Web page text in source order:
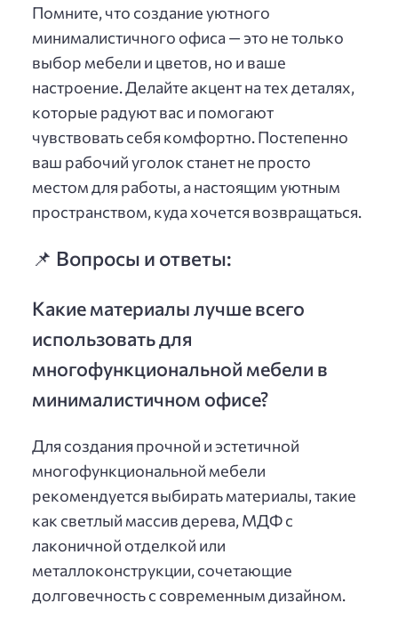
Помните, что создание уютного
минималистичного офиса — это не только
выбор мебели и цветов, но и ваше
настроение. Делайте акцент на тех деталях,
которые радуют вас и помогают
чувствовать себя комфортно. Постепенно
ваш рабочий уголок станет не просто
местом для работы, а настоящим уютным
пространством, куда хочется возвращаться.
📌 Вопросы и ответы:
Какие материалы лучше всего
использовать для
многофункциональной мебели в
минималистичном офисе?
Для создания прочной и эстетичной
многофункциональной мебели
рекомендуется выбирать материалы, такие
как светлый массив дерева, МДФ с
лаконичной отделкой или
металлоконструкции, сочетающие
долговечность с современным дизайном.